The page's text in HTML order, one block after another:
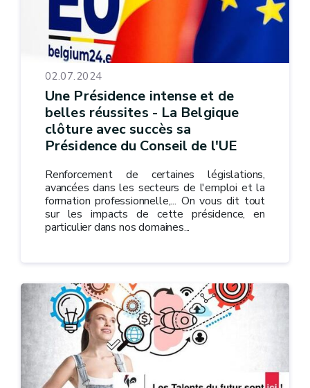
02.07.2024
Une Présidence intense et de
belles réussites - La Belgique
clôture avec succès sa
Présidence du Conseil de l'UE
Renforcement de certaines législations,
avancées dans les secteurs de l'emploi et la
formation professionnelle,... On vous dit tout
sur les impacts de cette présidence, en
particulier dans nos domaines...